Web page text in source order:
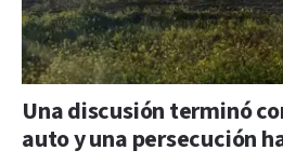
Una discusión terminó
auto y una persecución